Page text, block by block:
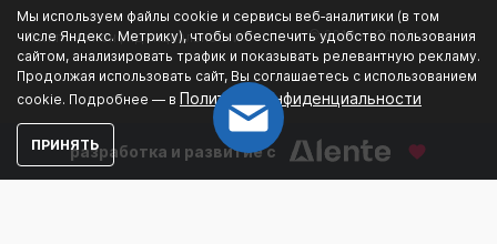
Мы используем файлы cookie и сервисы веб‑аналитики (в том
числе Яндекс. Метрику), чтобы обеспечить удобство пользования
сайтом, анализировать трафик и показывать релевантную рекламу.
Продолжая использовать сайт, Вы соглашаетесь с использованием
cookie. Подробнее — в Политике конфиденциальности
ПРИНЯТЬ
Политика конфиденциальности © 2014 — 2026 г.
.
разработка и развитие с